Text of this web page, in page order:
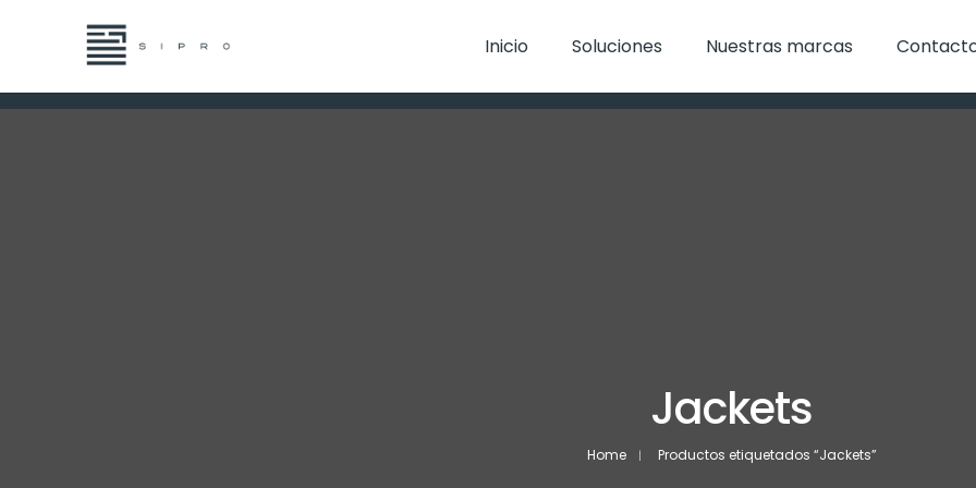
Inicio Soluciones Nuestras marcas
Jackets
Home Productos etiquetados “Jackets”